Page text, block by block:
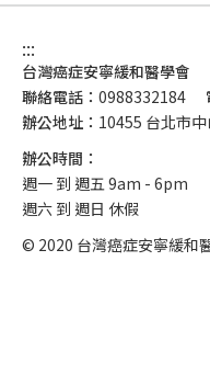
:::
台灣癌症安寧緩和醫學會
聯絡電話： 0988332184
辦公地址： 10455 台北市
辦公時間：
週一 到 週五 9am - 6pm
週六 到 週日 休假
© 2020 台灣癌症安寧緩和